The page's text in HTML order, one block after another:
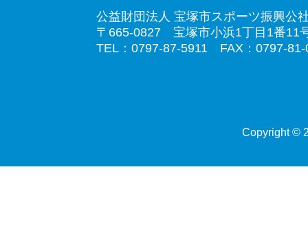
公益財団法人 宝塚市スポーツ振興公
〒665-0827 宝塚市小浜1丁目1番11
TEL：0797-87-5911 FAX：0797-81-
Copyright ©